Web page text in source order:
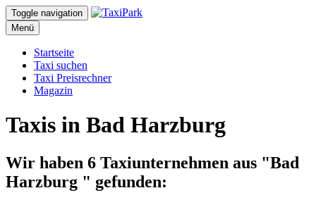
Toggle navigation
Menü
Startseite
Taxi suchen
Taxi Preisrechner
Magazin
Taxis in Bad Harzburg
Wir haben 6 Taxiunternehmen aus "Bad
Harzburg " gefunden: